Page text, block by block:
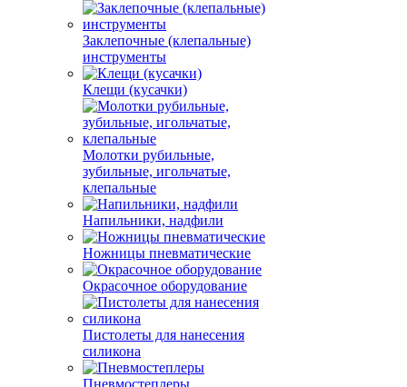
Заклепочные (клепальные)
инструменты
Клещи (кусачки)
Молотки рубильные,
зубильные, игольчатые,
клепальные
Напильники, надфили
Ножницы пневматические
Окрасочное оборудование
Пистолеты для нанесения
силикона
Пневмостеплеры